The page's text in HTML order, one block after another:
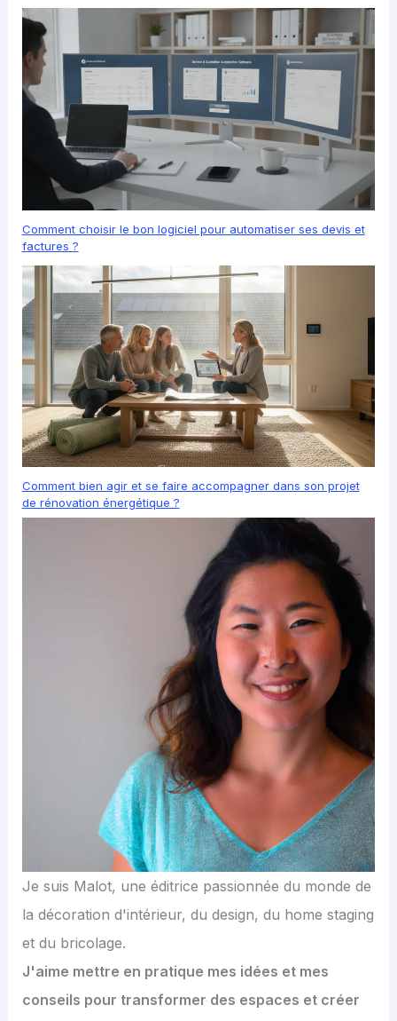
Comment choisir le bon logiciel pour automatiser ses devis et
factures ?
Comment bien agir et se faire accompagner dans son projet
de rénovation énergétique ?
Je suis Malot, une éditrice passionnée du monde de
la décoration d'intérieur, du design, du home staging
et du bricolage.
J'aime mettre en pratique mes idées et mes
conseils pour transformer des espaces et créer